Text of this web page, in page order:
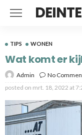
TIPS WONEN
Wat komt er
Admin
No
posted on mrt. 18, 2022 at